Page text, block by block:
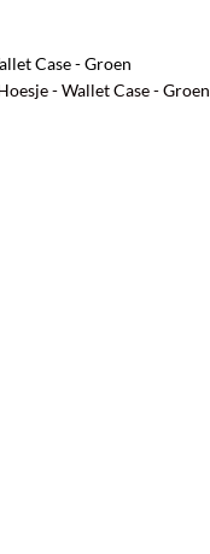
Case - Groen
- Wallet Case - Groen